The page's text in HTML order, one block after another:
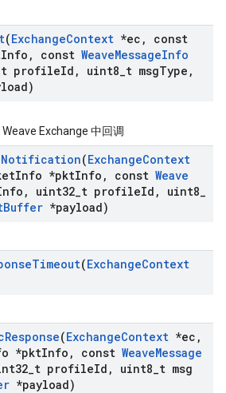
(ExchangeContext *ec ,
const
Info , const WeaveMessageInfo
t profileId , uint8 t msgType ,
Exchange 中回调
Notification(ExchangeContext
Info *pktInfo , const Weave
, uint32 t profileId , uint8
Buffer *payload)
Timeout(ExchangeContext
Response(ExchangeContext *ec ,
*pktInfo , const WeaveMessage
t profileId , uint8 t msg
*payload)